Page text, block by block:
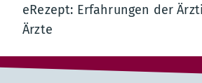
eRezept: Erfahrungen der
Ärzte